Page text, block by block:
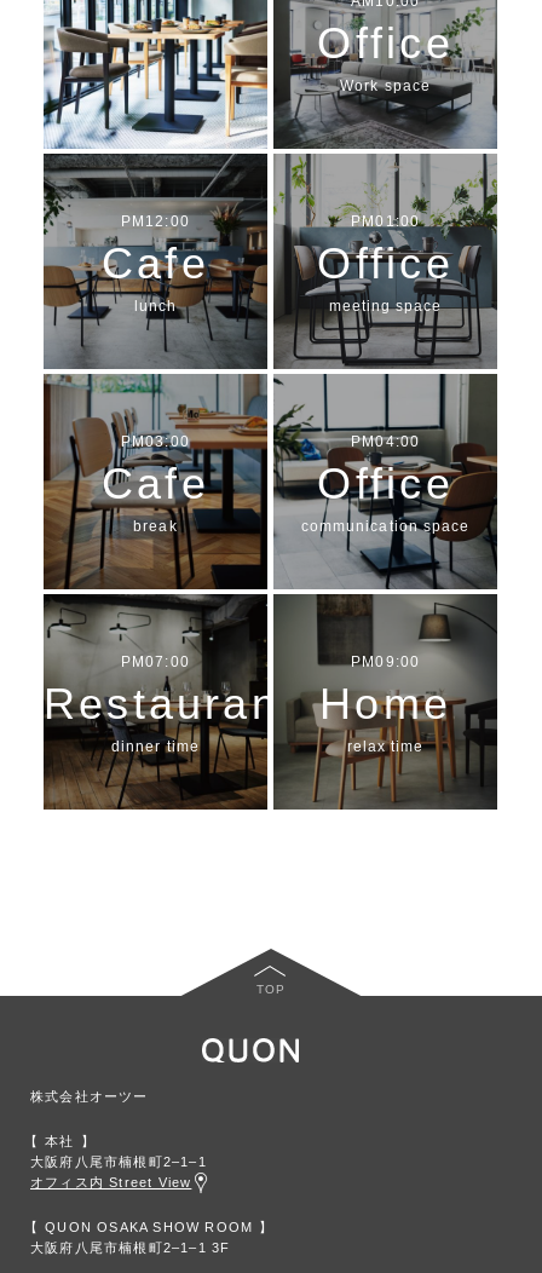
Office
Work space
PM12:00
Cafe
lunch
PM01:00
Office
meeting space
PM03:00
Cafe
break
PM04:00
Office
communication space
PM07:00
Restaurant
dinner time
PM09:00
Home
relax time
TOP
株式会社オーツー
本社
大阪府八尾市楠根町2‒1‒1
オフィス内 Street View
QUON OSAKA SHOW ROOM
大阪府八尾市楠根町2‒1‒1 3F